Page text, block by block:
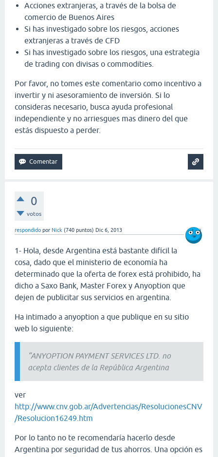
Acciones extranjeras, a través de la bolsa de
comercio de Buenos Aires
Si has investigado sobre los riesgos, acciones
extranjeras a través de CFD
Si has investigado sobre los riesgos, una estrategia
de trading con divisas o commodities.
Por favor, no tomes este comentario como incentivo a
invertir y ni asesoramiento de inversión. Si lo
consideras necesario, busca ayuda profesional
independiente y no arriesgues mas dinero del que
estás dispuesto a perder.
0
votos
respondido por Nick (740 puntos) Dic 6, 2013
1- Hola, desde Argentina está bastante difícil la
cosa, dado que el ministerio de economía ha
determinado que la oferta de forex está prohibido, ha
dicho a Saxo Bank, Master Forex y Anyoption que
dejen de publicitar sus servicios en argentina.
Ha intimado a anyoption a que publique en su sitio
web lo siguiente:
“ANYOPTION PAYMENT SERVICES LTD. no
acepta clientes de la República Argentina
ver
http://www.cnv.gob.ar/Advertencias/ResolucionesCNV
/Resolucion16249.htm
Por lo tanto no te recomendaría hacerlo desde
Argentina por seguridad de tus ahorros. Una opción es